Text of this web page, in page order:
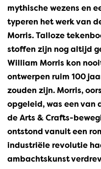
mythische wezens en
typeren het werk van
Morris. Talloze
stoffen zijn nog altijd
William Morris kon
ontwerpen ruim 100
zouden zijn. Morris,
opgeleid, was een van
de Arts & Crafts-
ontstond vanuit een
industriële revolutie
ambachtskunst